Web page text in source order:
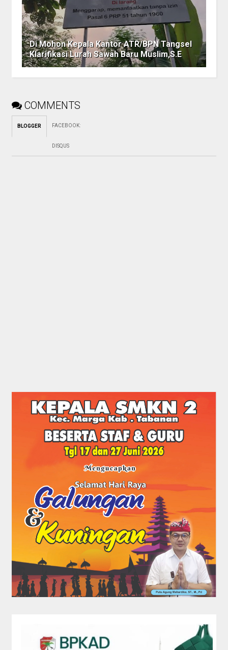
Di Mohon Kepala Kantor ATR/BPN Tangsel
Klarifikasi Lurah Sawah Baru Muslim,S.E
COMMENTS
BLOGGER FACEBOOK:
DISQUS